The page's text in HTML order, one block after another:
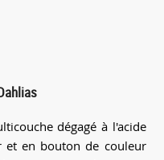
dégagé à l'acide
et en bouton de couleur